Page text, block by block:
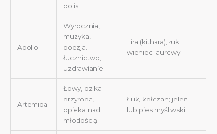
polis
Apollo
Wyrocznia,
muzyka,
poezja,
łucznictwo,
uzdrawianie
Lira (kithara), łuk;
wieniec laurowy.
Artemida
Łowy, dzika
przyroda,
opieka nad
młodością
Łuk, kołczan; jeleń
lub pies myśliwski.